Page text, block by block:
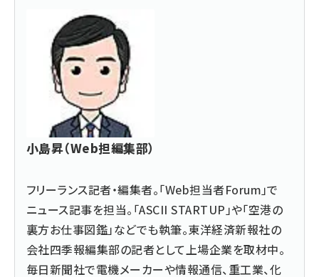
小島昇（Web担編集部）
フリーランス記者・編集者。「Web担当者Forum」で
ニュース記事を担当。「ASCII STARTUP」や「空港の
裏方お仕事図鑑」などでも執筆。東洋経済新報社の
会社四季報編集部の記者として上場企業を取材中。
毎日新聞社で電機メーカーや情報通信、重工業、化